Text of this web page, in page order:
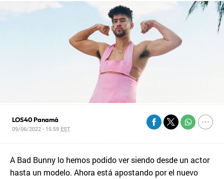
LOS40 Panamá
09/06/2022 - 15:59 EST
A Bad Bunny lo hemos podido ver siendo desde un actor
hasta un modelo. Ahora está apostando por el nuevo